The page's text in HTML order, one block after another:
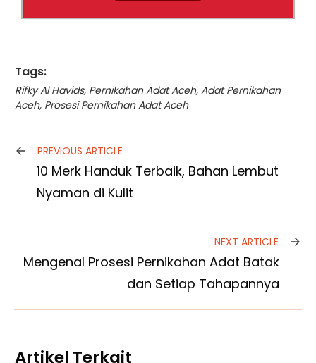
Tags:
Rifky Al Havids, Pernikahan Adat Aceh, Adat Pernikahan
Aceh, Prosesi Pernikahan Adat Aceh
PREVIOUS ARTICLE
10 Merk Handuk Terbaik, Bahan Lembut
Nyaman di Kulit
NEXT ARTICLE
Mengenal Prosesi Pernikahan Adat Batak
dan Setiap Tahapannya
Artikel Terkait